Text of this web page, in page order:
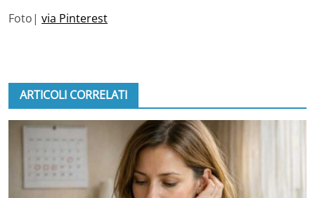
Foto| via Pinterest
ARTICOLI CORRELATI